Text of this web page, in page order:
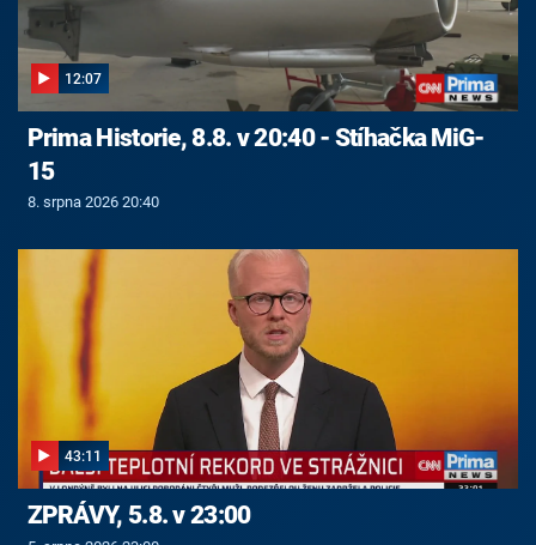
12:07
Prima Historie, 8.8. v 20:40 - Stíhačka MiG-
15
8. srpna 2026 20:40
43:11
ZPRÁVY, 5.8. v 23:00